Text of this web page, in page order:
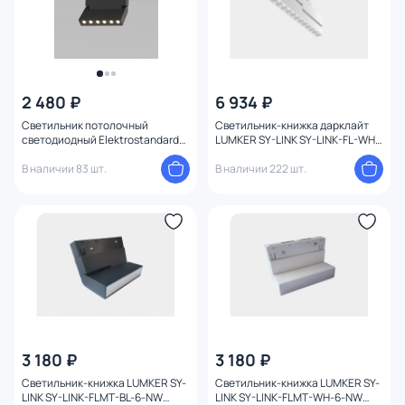
2 480 ₽
Светильник потолочный
светодиодный Elektrostandard
(85017/01) однофазный
В наличии 83 шт.
6 934 ₽
Светильник-книжка дарклайт
LUMKER SY-LINK SY-LINK-FL-WH-
12-NW 4000K 12W 00-00013666
белый
В наличии 222 шт.
3 180 ₽
Светильник-книжка LUMKER SY-
LINK SY-LINK-FLMT-BL-6-NW
3 180 ₽
Светильник-книжка LUMKER SY-
LINK SY-LINK-FLMT-WH-6-NW